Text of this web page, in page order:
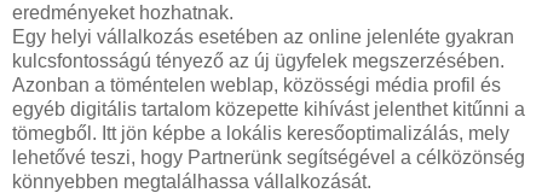
eredményeket hozhatnak.
Egy helyi vállalkozás esetében az online jelenléte gyakran
kulcsfontosságú tényező az új ügyfelek megszerzésében.
Azonban a töméntelen weblap, közösségi média profil és
egyéb digitális tartalom közepette kihívást jelenthet kitűnni a
tömegből. Itt jön képbe a lokális keresőoptimalizálás, mely
lehetővé teszi, hogy Partnerünk segítségével a célközönség
könnyebben megtalálhassa vállalkozását.